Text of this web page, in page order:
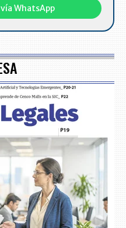
WhatsApp